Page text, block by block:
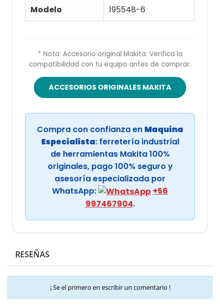
Modelo
195548-6
* Nota: Accesorio original Makita. Verifica la
compatibilidad con tu equipo antes de comprar.
ACCESORIOS ORIGINALES MAKITA
Compra con confianza en Maquina
Especialista: ferretería industrial
de herramientas Makita 100%
originales, pago 100% seguro y
asesoría especializada por
WhatsApp:
+56
997467904.
RESEÑAS
¡ Se el primero en escribir un comentario !